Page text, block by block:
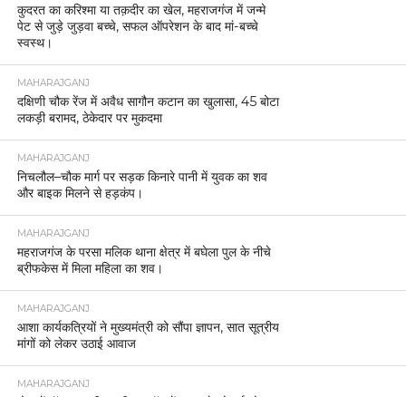
कुदरत का करिश्मा या तक़दीर का खेल, महराजगंज में जन्मे
पेट से जुड़े जुड़वा बच्चे, सफल ऑपरेशन के बाद मां-बच्चे
स्वस्थ।
MAHARAJGANJ
दक्षिणी चौक रेंज में अवैध सागौन कटान का खुलासा, 45 बोटा
लकड़ी बरामद, ठेकेदार पर मुकदमा
MAHARAJGANJ
निचलौल–चौक मार्ग पर सड़क किनारे पानी में युवक का शव
और बाइक मिलने से हड़कंप।
MAHARAJGANJ
महराजगंज के परसा मलिक थाना क्षेत्र में बघेला पुल के नीचे
ब्रीफकेस में मिला महिला का शव।
MAHARAJGANJ
आशा कार्यकत्रियों ने मुख्यमंत्री को सौंपा ज्ञापन, सात सूत्रीय
मांगों को लेकर उठाई आवाज
MAHARAJGANJ